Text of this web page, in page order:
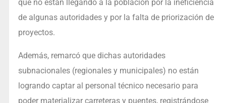
que no están llegando a la población por la ineficiencia
de algunas autoridades y por la falta de priorización de
proyectos.
Además, remarcó que dichas autoridades
subnacionales (regionales y municipales) no están
logrando captar al personal técnico necesario para
poder materializar carreteras y puentes, registrándose